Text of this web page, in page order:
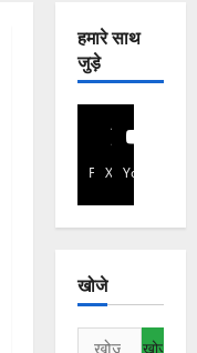
हमारे साथ
जुड़े
Facebook
X YouTube
खोजे
निम्न